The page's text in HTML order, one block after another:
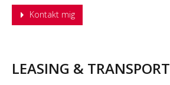
LEASING & TRANSPORT